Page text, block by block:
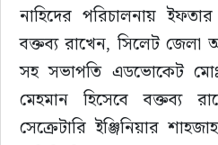
নাহিদের পরিচালনায়
বক্তব্য রাখেন, সিলেট জেলা
সহ সভাপতি এডভোকেট মোঃ
মেহমান হিসেবে বক্তব্য
সেক্রেটারি ইঞ্জিনিয়ার